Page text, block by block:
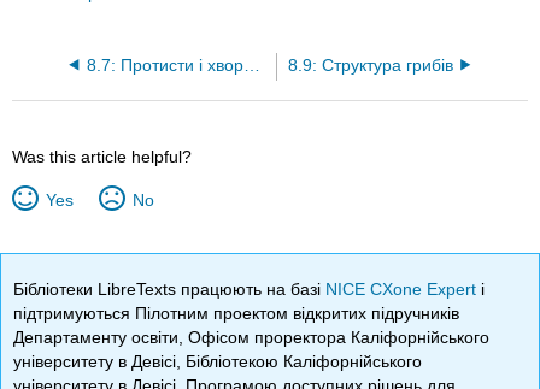
8.7: Протисти і хвороби людини 8.9: Структура грибів
Was this article helpful?
Yes No
Бібліотеки LibreTexts працюють на базі NICE CXone Expert і
підтримуються Пілотним проектом відкритих підручників
Департаменту освіти, Офісом проректора Каліфорнійського
університету в Девісі, Бібліотекою Каліфорнійського
університету в Девісі, Програмою доступних рішень для